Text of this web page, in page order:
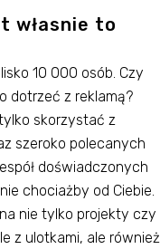
własnie to
10 000 osób. Czy
dotrzeć z reklamą?
skorzystać z
szeroko polecanych
doświadczonych
chociażby od Ciebie.
nie tylko projekty czy
z ulotkami, ale również